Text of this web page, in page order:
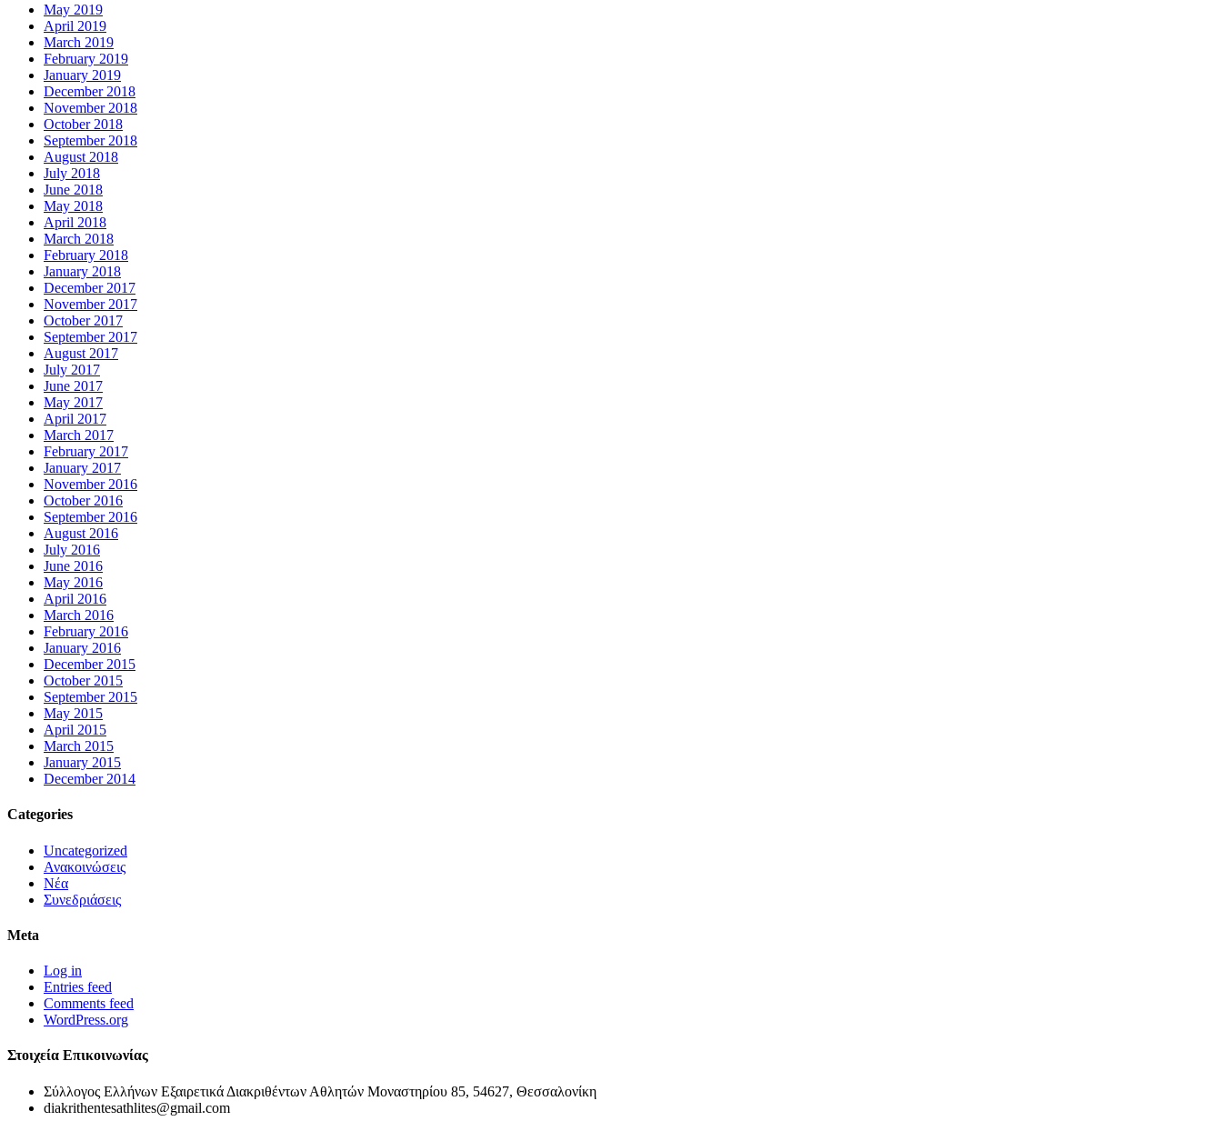
May 2019
April 2019
March 2019
February 2019
January 2019
December 2018
November 2018
October 2018
September 2018
August 2018
July 2018
June 2018
May 2018
April 2018
March 2018
February 2018
January 2018
December 2017
November 2017
October 2017
September 2017
August 2017
July 2017
June 2017
May 2017
April 2017
March 2017
February 2017
January 2017
November 2016
October 2016
September 2016
August 2016
July 2016
June 2016
May 2016
April 2016
March 2016
February 2016
January 2016
December 2015
October 2015
September 2015
May 2015
April 2015
March 2015
January 2015
December 2014
Categories
Uncategorized
Ανακοινώσεις
Νέα
Συνεδριάσεις
Meta
Log in
Entries feed
Comments feed
WordPress.org
Στοιχεία Επικοινωνίας
Σύλλογος Ελλήνων Εξαιρετικά Διακριθέντων Αθλητών Μοναστηρίου 85, 54627, Θεσσαλονίκη
diakrithentesathlites@gmail.com